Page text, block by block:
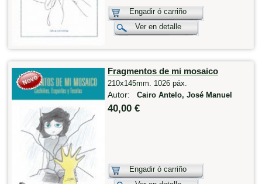
Engadir ó carriño
Ver en detalle
Fragmentos de mi mosaico
210x145mm. 1026 páx.
Autor: Cairo Antelo, José Manuel
40,00 €
Engadir ó carriño